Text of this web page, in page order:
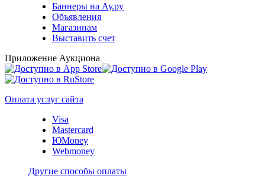
Баннеры на Ау.ру
Объявления
Магазинам
Выставить счет
Приложение Аукциона
Оплата услуг сайта
Visa
Mastercard
ЮMoney
Webmoney
Другие способы оплаты